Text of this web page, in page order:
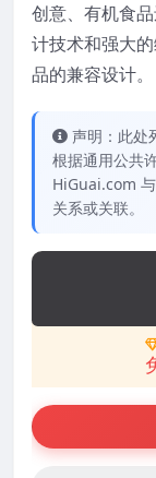
创意、有机食
计技术和强大
品的兼容设计。
声明：此处
根据通用公共
HiGuai.com
关系或关联。